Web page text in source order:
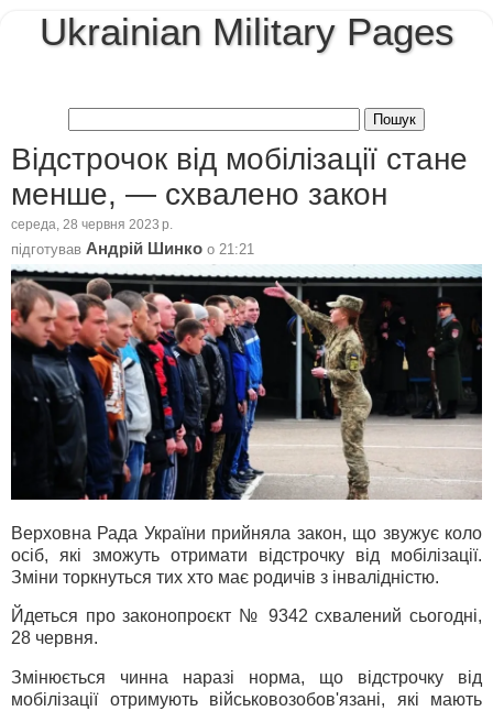
Ukrainian Military Pages
Відстрочок від мобілізації стане
менше, — схвалено закон
середа, 28 червня 2023 р.
підготував Андрій Шинко о 21:21
Верховна Рада України прийняла закон, що звужує коло
осіб, які зможуть отримати відстрочку від мобілізації.
Зміни торкнуться тих хто має родичів з інвалідністю.
Йдеться про законопроєкт № 9342 схвалений сьогодні,
28 червня.
Змінюється чинна наразі норма, що відстрочку від
мобілізації отримують військовозобов'язані, які мають